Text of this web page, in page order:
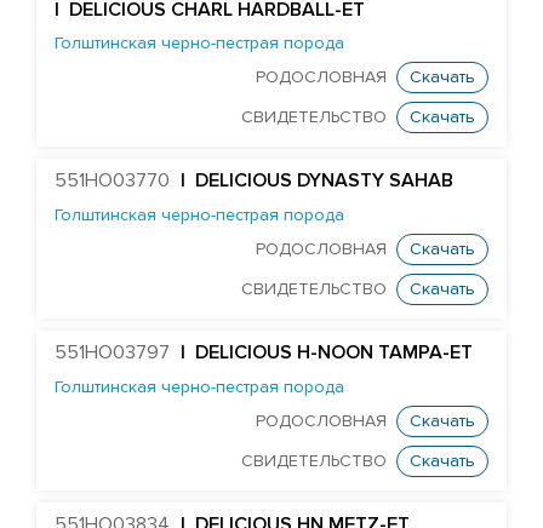
| DELICIOUS CHARL HARDBALL-ET
Голштинская черно-пестрая порода
РОДОСЛОВНАЯ
Скачать
СВИДЕТЕЛЬСТВО Скачать
551HO03770 | DELICIOUS DYNASTY SAHAB
Голштинская черно-пестрая порода
РОДОСЛОВНАЯ
Скачать
СВИДЕТЕЛЬСТВО Скачать
551HO03797 | DELICIOUS H-NOON TAMPA-ET
Голштинская черно-пестрая порода
РОДОСЛОВНАЯ
Скачать
СВИДЕТЕЛЬСТВО Скачать